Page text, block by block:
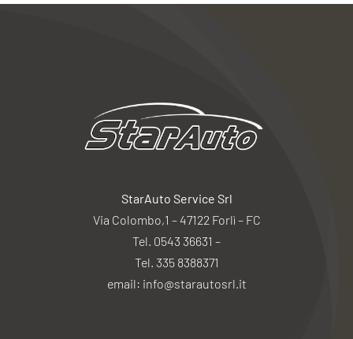
StarAuto Service Srl
Via Colombo,1 – 47122 Forlì – FC
Tel. 0543 36631 –
Tel. 335 8388371
email: info@starautosrl.it